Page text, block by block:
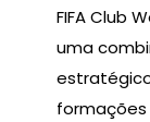
FIFA Club
uma